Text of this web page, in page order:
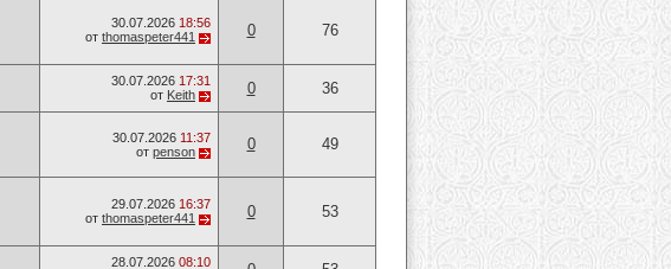
30.07.2026 18:56
от thomaspeter441 0 76
30.07.2026 17:31
от Keith 0 36
30.07.2026 11:37
от penson 0 49
29.07.2026 16:37
от thomaspeter441 0 53
28.07.2026 08:10